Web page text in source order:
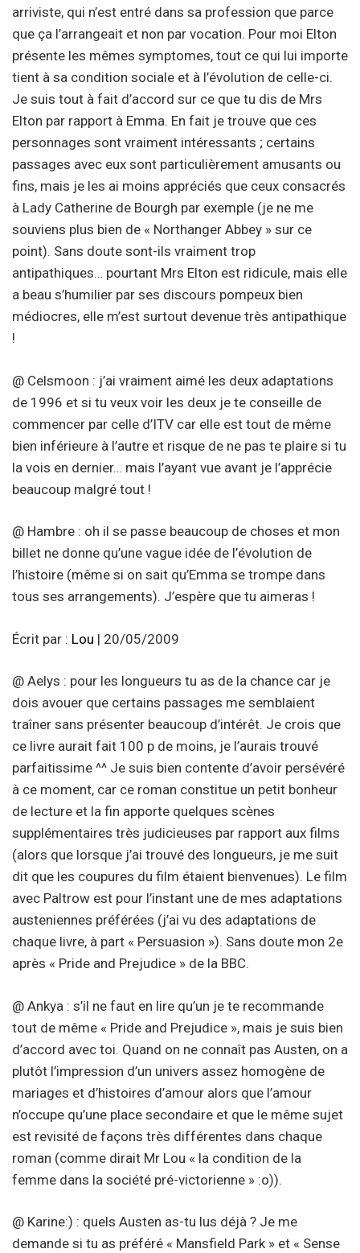
arriviste, qui n’est entré dans sa profession que parce
que ça l’arrangeait et non par vocation. Pour moi Elton
présente les mêmes symptomes, tout ce qui lui importe
tient à sa condition sociale et à l’évolution de celle-ci.
Je suis tout à fait d’accord sur ce que tu dis de Mrs
Elton par rapport à Emma. En fait je trouve que ces
personnages sont vraiment intéressants ; certains
passages avec eux sont particulièrement amusants ou
fins, mais je les ai moins appréciés que ceux consacrés
à Lady Catherine de Bourgh par exemple (je ne me
souviens plus bien de « Northanger Abbey » sur ce
point). Sans doute sont-ils vraiment trop
antipathiques… pourtant Mrs Elton est ridicule, mais elle
a beau s’humilier par ses discours pompeux bien
médiocres, elle m’est surtout devenue très antipathique
!
@ Celsmoon : j’ai vraiment aimé les deux adaptations
de 1996 et si tu veux voir les deux je te conseille de
commencer par celle d’ITV car elle est tout de même
bien inférieure à l’autre et risque de ne pas te plaire si tu
la vois en dernier… mais l’ayant vue avant je l’apprécie
beaucoup malgré tout !
@ Hambre : oh il se passe beaucoup de choses et mon
billet ne donne qu’une vague idée de l’évolution de
l’histoire (même si on sait qu’Emma se trompe dans
tous ses arrangements). J’espère que tu aimeras !
Écrit par : Lou | 20/05/2009
@ Aelys : pour les longueurs tu as de la chance car je
dois avouer que certains passages me semblaient
traîner sans présenter beaucoup d’intérêt. Je crois que
ce livre aurait fait 100 p de moins, je l’aurais trouvé
parfaitissime ^^ Je suis bien contente d’avoir persévéré
à ce moment, car ce roman constitue un petit bonheur
de lecture et la fin apporte quelques scènes
supplémentaires très judicieuses par rapport aux films
(alors que lorsque j’ai trouvé des longueurs, je me suit
dit que les coupures du film étaient bienvenues). Le film
avec Paltrow est pour l’instant une de mes adaptations
austeniennes préférées (j’ai vu des adaptations de
chaque livre, à part « Persuasion »). Sans doute mon 2e
après « Pride and Prejudice » de la BBC.
@ Ankya : s’il ne faut en lire qu’un je te recommande
tout de même « Pride and Prejudice », mais je suis bien
d’accord avec toi. Quand on ne connaît pas Austen, on a
plutôt l’impression d’un univers assez homogène de
mariages et d’histoires d’amour alors que l’amour
n’occupe qu’une place secondaire et que le même sujet
est revisité de façons très différentes dans chaque
roman (comme dirait Mr Lou « la condition de la
femme dans la société pré-victorienne » :o)).
@ Karine:) : quels Austen as-tu lus déjà ? Je me
demande si tu as préféré « Mansfield Park » et « Sense